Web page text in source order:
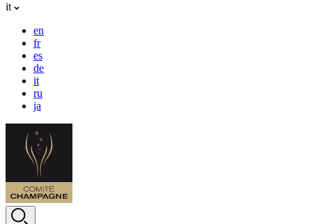
it
en
fr
es
de
it
ru
ja